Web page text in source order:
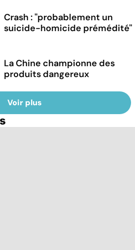
Crash : ''probablement un
suicide-homicide prémédité''
La Chine championne des
produits dangereux
Voir plus